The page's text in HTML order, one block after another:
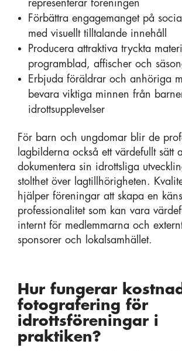
representerar föreningen
Förbättra engagemanget på
med visuellt tilltalande innehåll
Producera attraktiva tryckta
programblad, affischer och
Erbjuda föräldrar och anhöriga
bevara viktiga minnen från
idrottsupplevelser
För barn och ungdomar blir de
lagbilderna också ett värdefullt sätt
dokumentera sin idrottsliga
stolthet över lagtillhörigheten.
hjälper föreningar att skapa en
professionalitet som kan vara
internt för medlemmarna och
sponsorer och lokalsamhället.
Hur fungerar
fotografering för
idrottsföreningar i
praktiken?